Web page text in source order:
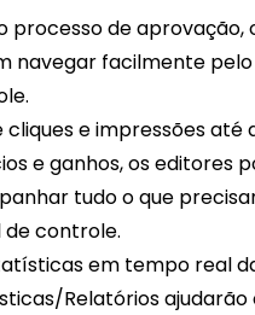
processo de aprovação,
navegar facilmente
cliques e impressões até
e ganhos, os editores
tudo o que
de controle.
em tempo real
Relatórios ajudarão